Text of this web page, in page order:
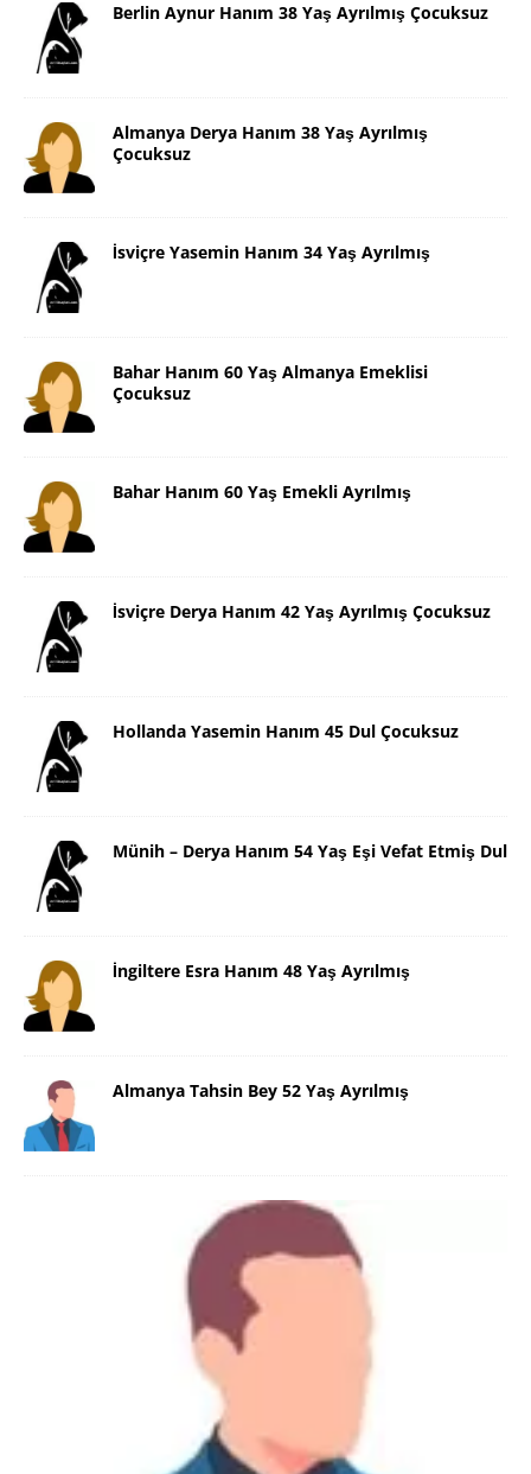
Berlin Aynur Hanım 38 Yaş Ayrılmış Çocuksuz
Almanya Derya Hanım 38 Yaş Ayrılmış
Çocuksuz
İsviçre Yasemin Hanım 34 Yaş Ayrılmış
Bahar Hanım 60 Yaş Almanya Emeklisi
Çocuksuz
Bahar Hanım 60 Yaş Emekli Ayrılmış
İsviçre Derya Hanım 42 Yaş Ayrılmış Çocuksuz
Hollanda Yasemin Hanım 45 Dul Çocuksuz
Münih – Derya Hanım 54 Yaş Eşi Vefat Etmiş Dul
İngiltere Esra Hanım 48 Yaş Ayrılmış
Almanya Tahsin Bey 52 Yaş Ayrılmış